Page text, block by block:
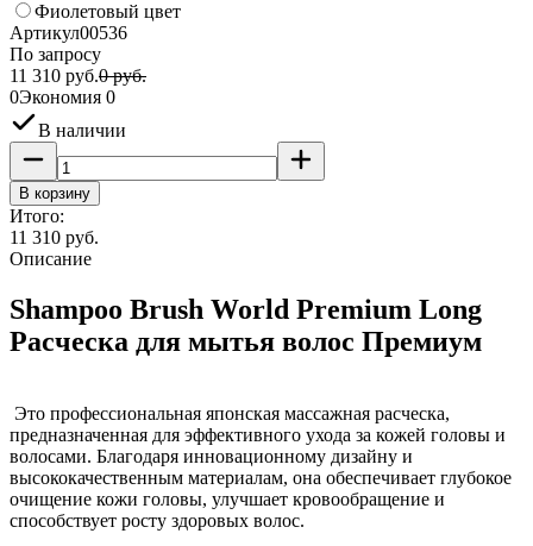
Фиолетовый цвет
Артикул00536
По запросу
11 310 руб.0 руб.
0Экономия 0
В наличии
В корзину
Итого:
11 310 руб.
Описание
Shampoo Brush World Premium Long
Расческа для мытья волос Премиум
Это профессиональная японская массажная расческа,
предназначенная для эффективного ухода за кожей головы и
волосами. Благодаря инновационному дизайну и
высококачественным материалам, она обеспечивает глубокое
очищение кожи головы, улучшает кровообращение и
способствует росту здоровых волос.